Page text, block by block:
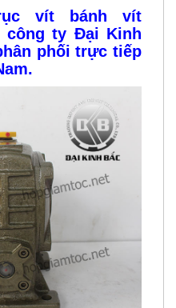
vít bánh vít
công ty Đại Kinh
phối trực tiếp